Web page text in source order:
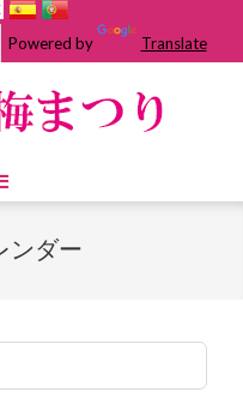
Powered by Translate
ンダー